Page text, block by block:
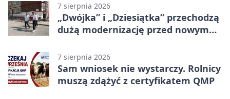
7 sierpnia 2026
„Dwójka” i „Dziesiątka” przechodzą
dużą modernizację przed nowym
7 sierpnia 2026
Sam wniosek nie wystarczy. Rolnicy
muszą zdążyć z certyfikatem QMP